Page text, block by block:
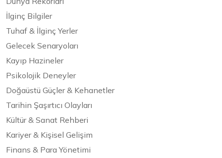
İlginç Bilgiler
Tuhaf & İlginç Yerler
Gelecek Senaryoları
Kayıp Hazineler
Psikolojik Deneyler
Doğaüstü Güçler & Kehanetler
Tarihin Şaşırtıcı Olayları
Kültür & Sanat Rehberi
Kariyer & Kişisel Gelişim
Finans & Para Yönetimi